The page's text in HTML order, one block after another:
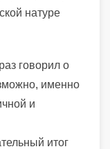
натуре
говорил о
именно
и
итог